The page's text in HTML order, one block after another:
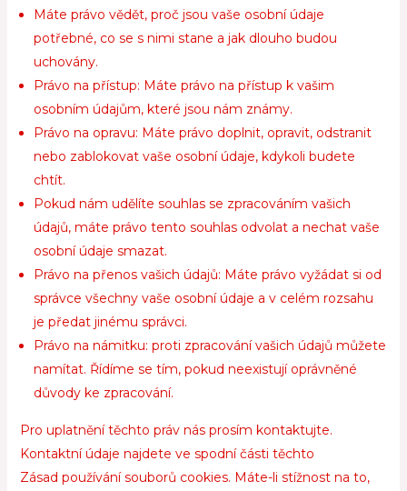
Máte právo vědět, proč jsou vaše osobní údaje
potřebné, co se s nimi stane a jak dlouho budou
uchovány.
Právo na přístup: Máte právo na přístup k vašim
osobním údajům, které jsou nám známy.
Právo na opravu: Máte právo doplnit, opravit, odstranit
nebo zablokovat vaše osobní údaje, kdykoli budete
chtít.
Pokud nám udělíte souhlas se zpracováním vašich
údajů, máte právo tento souhlas odvolat a nechat vaše
osobní údaje smazat.
Právo na přenos vašich údajů: Máte právo vyžádat si od
správce všechny vaše osobní údaje a v celém rozsahu
je předat jinému správci.
Právo na námitku: proti zpracování vašich údajů můžete
namítat. Řídíme se tím, pokud neexistují oprávněné
důvody ke zpracování.
Pro uplatnění těchto práv nás prosím kontaktujte.
Kontaktní údaje najdete ve spodní části těchto
Zásad používání souborů cookies. Máte-li stížnost na to,